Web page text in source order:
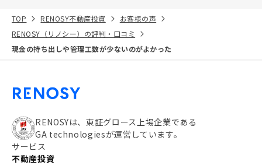
TOP RENOSY不動産投資
お客様の声
RENOSY（リノシー）の評判・口コミ
現金の持ち出しや管理工数が少ないのがよかった
RENOSYは、東証グロース上場企業である
GA technologiesが運営しています。
サービス
不動産投資